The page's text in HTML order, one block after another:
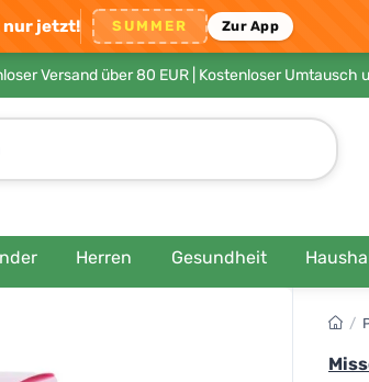
nur jetzt! SUMMER Zur App
Versand über 80 EUR | Kostenloser Umtausch
Herren Gesundheit
/